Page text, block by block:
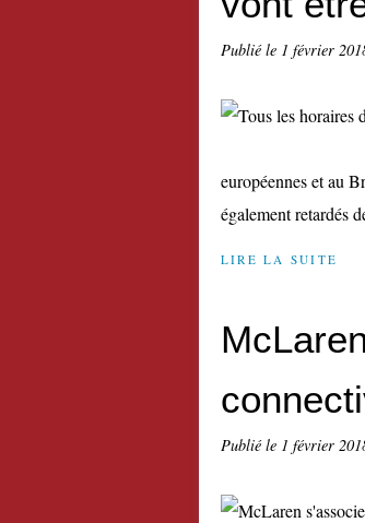
Publié le 1 février
européennes et au
également retardés
LIRE LA SUITE
Publié le 1 février